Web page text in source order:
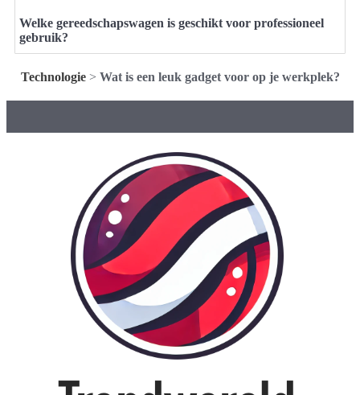
Welke gereedschapswagen is geschikt voor professioneel
gebruik?
Technologie> Wat is een leuk gadget voor op je werkplek?